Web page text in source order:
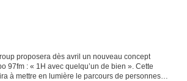
proposera dès avril un nouveau concept
97fm : « 1H avec quelqu’un de bien ». Cette
à mettre en lumière le parcours de personnes